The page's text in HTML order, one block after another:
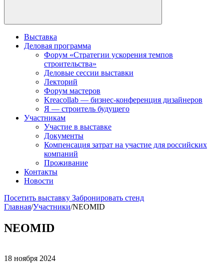
Выставка
Деловая программа
Форум «Стратегии ускорения темпов
строительства»
Деловые сессии выставки
Лекторий
Форум мастеров
Kreacollab — бизнес-конференция дизайнеров
Я — строитель будущего
Участникам
Участие в выставке
Документы
Компенсация затрат на участие для российских
компаний
Проживание
Контакты
Новости
Посетить выставку Забронировать стенд
Главная/Участники/NEOMID
NEOMID
18 ноября 2024